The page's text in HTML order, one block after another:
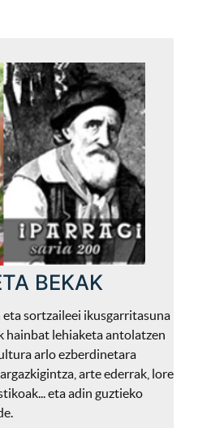
BEKAK
sortzaileei ikusgarritasuna
hainbat lehiaketa antolatzen
arlo ezberdinetara
arte ederrak, lore
eta adin guztieko